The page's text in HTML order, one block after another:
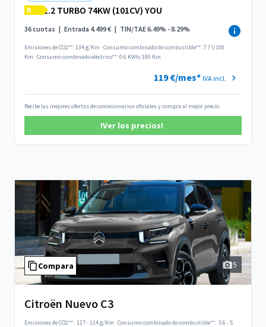
D
1.2 TURBO 74KW (101CV) YOU
36 cuotas | Entrada 4.499 € | TIN/TAE 6.49% - 8.29%
Emisiones de CO2**: 134 g/Km ·Consumo combinado de combustible**: 7.7 l/100
Km ·Consumo combinado eléctrico**: 0.6 KWh/100 Km
119 €/mes* IVA incl.
Recibe las mejores ofertas de concesionarios oficiales y compra al mejor precio.
!Ver los precios!
Compara 5
Citroën Nuevo C3
Emisiones de CO2**: 127 - 114 g/Km ·Consumo combinado de combustible**: 5.6 - 5